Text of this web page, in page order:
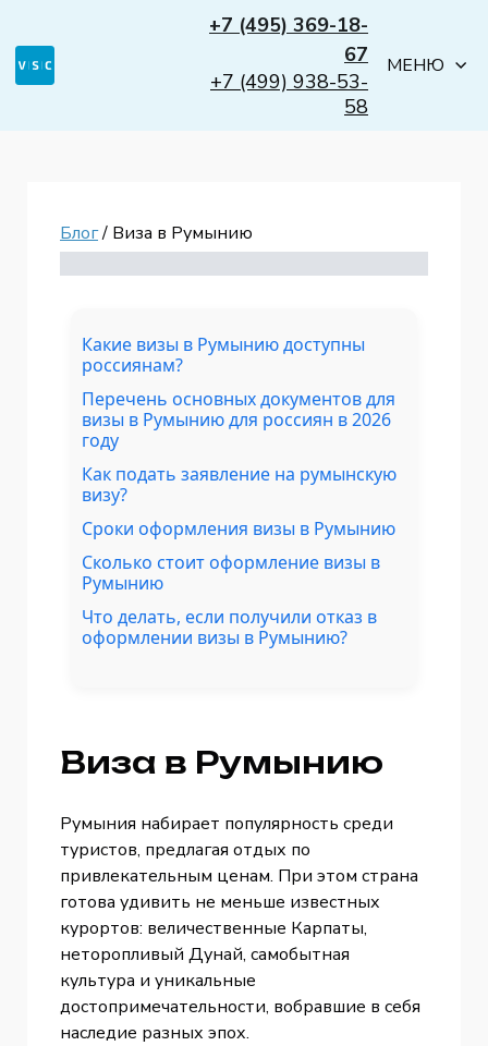
+7 (495) 369-18-
67
+7 (499) 938-53-
58
МЕНЮ
Блог/ Виза в Румынию
Какие визы в Румынию доступны
россиянам?
Перечень основных документов для
визы в Румынию для россиян в 2026
году
Как подать заявление на румынскую
визу?
Сроки оформления визы в Румынию
Сколько стоит оформление визы в
Румынию
Что делать, если получили отказ в
оформлении визы в Румынию?
Виза в Румынию
Румыния набирает популярность среди
туристов, предлагая отдых по
привлекательным ценам. При этом страна
готова удивить не меньше известных
курортов: величественные Карпаты,
неторопливый Дунай, самобытная
культура и уникальные
достопримечательности, вобравшие в себя
наследие разных эпох.